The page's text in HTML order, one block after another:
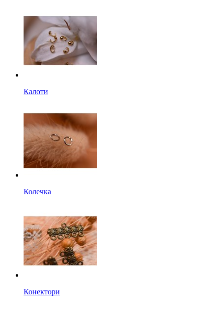
Калоти
Колечка
Конектори